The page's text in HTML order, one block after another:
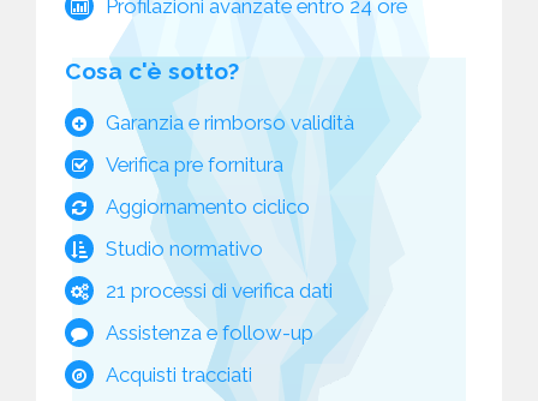
Profilazioni avanzate entro 24 ore
Cosa c'è sotto?
Garanzia e rimborso validità
Verifica pre fornitura
Aggiornamento ciclico
Studio normativo
21 processi di verifica dati
Assistenza e follow-up
Acquisti tracciati